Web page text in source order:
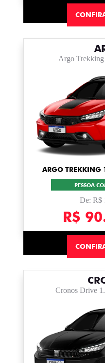
Argo
ARGO TREKKING
PESSOA
De: R$
R$
Cronos Drive